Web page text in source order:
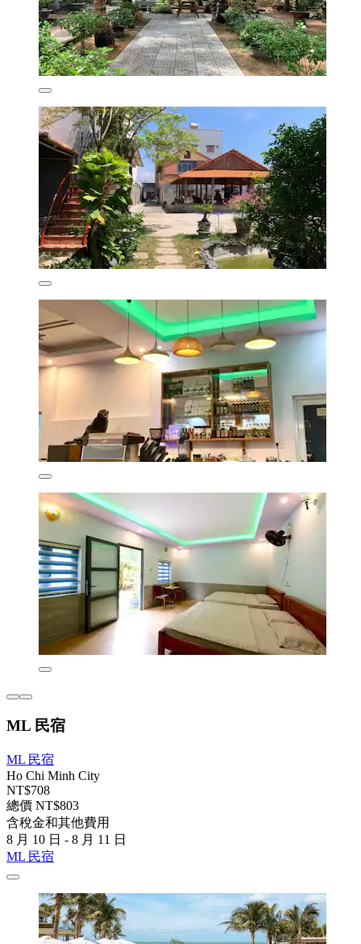
ML 民宿
ML 民宿
Ho Chi Minh City
NT$708
總價 NT$803
含稅金和其他費用
8 月 10 日 - 8 月 11 日
ML 民宿